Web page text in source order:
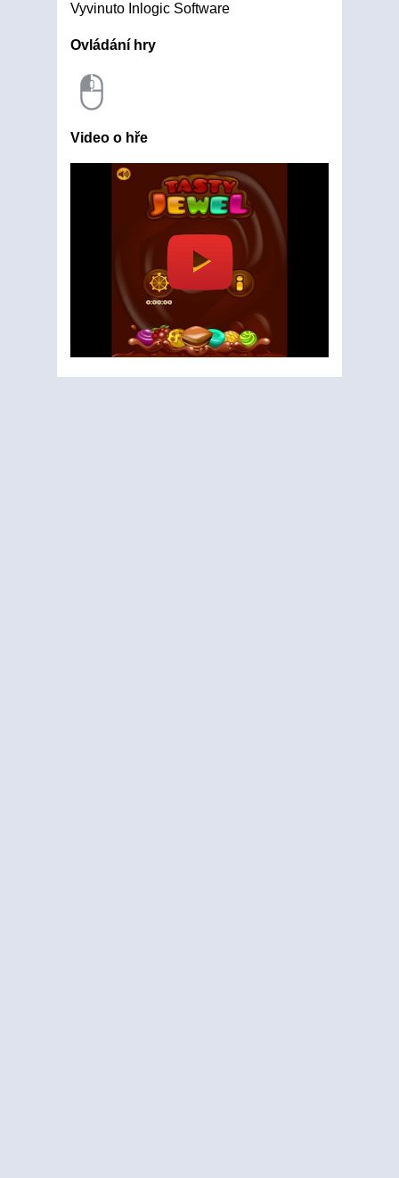
Vyvinuto Inlogic Software
Ovládání hry
Video o hře